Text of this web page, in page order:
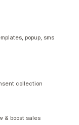
popup, sms
collection
& boost sales